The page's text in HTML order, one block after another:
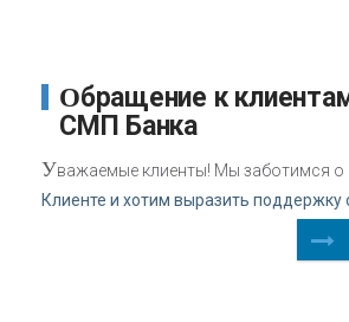
Обращение к клиентам Группы
СМП Банка
Уважаемые клиенты! Мы заботимся
Клиенте и хотим выразить поддержку